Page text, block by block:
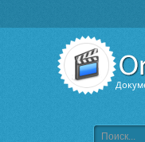
О нас
ПОПУЛЯРНЫЕ
ПОДБОРКИ ФИЛЬМОВ